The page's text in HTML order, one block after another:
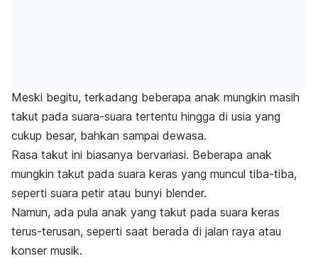
Meski begitu, terkadang beberapa anak mungkin masih
takut pada suara-suara tertentu hingga di usia yang
cukup besar, bahkan sampai dewasa.
Rasa takut ini biasanya bervariasi. Beberapa anak
mungkin takut pada suara keras yang muncul tiba-tiba,
seperti suara petir atau bunyi blender.
Namun, ada pula anak yang takut pada suara keras
terus-terusan, seperti saat berada di jalan raya atau
konser musik.